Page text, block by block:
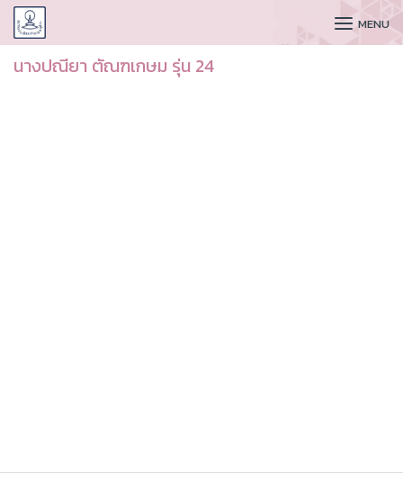
CUDAA MENU
นางปณียา ตัณฑเกษม รุ่น 24